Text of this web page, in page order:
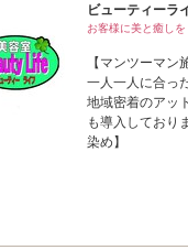
ビューティーラ
お客様に美と癒しを
【マンツーマ
一人一人に合っ
地域密着のアッ
も導入しており
染め】